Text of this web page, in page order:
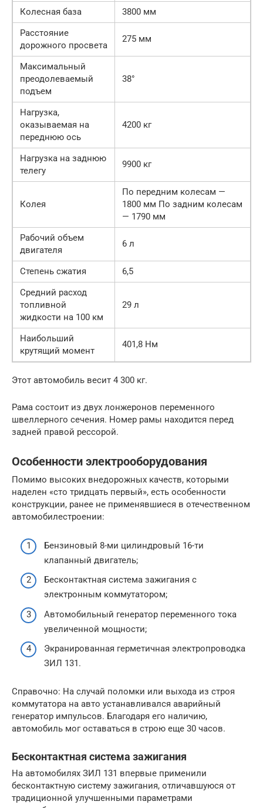
Колесная база
3800 мм
Расстояние
дорожного просвета
275 мм
Максимальный
преодолеваемый
подъем
38°
Нагрузка,
оказываемая на
переднюю ось
4200 кг
Нагрузка на заднюю
телегу
9900 кг
Колея
По передним колесам —
1800 мм По задним колесам
— 1790 мм
Рабочий объем
двигателя
6 л
Степень сжатия
6,5
Средний расход
топливной
жидкости на 100 км
29 л
Наибольший
крутящий момент
401,8 Нм
Этот автомобиль весит 4 300 кг.
Рама состоит из двух лонжеронов переменного
швеллерного сечения. Номер рамы находится перед
задней правой рессорой.
Особенности электрооборудования
Помимо высоких внедорожных качеств, которыми
наделен «сто тридцать первый», есть особенности
конструкции, ранее не применявшиеся в отечественном
автомобилестроении:
Бензиновый 8-ми цилиндровый 16-ти
клапанный двигатель;
Бесконтактная система зажигания с
электронным коммутатором;
Автомобильный генератор переменного тока
увеличенной мощности;
Экранированная герметичная электропроводка
ЗИЛ 131.
Справочно: На случай поломки или выхода из строя
коммутатора на авто устанавливался аварийный
генератор импульсов. Благодаря его наличию,
автомобиль мог оставаться в строю еще 30 часов.
Бесконтактная система зажигания
На автомобилях ЗИЛ 131 впервые применили
бесконтактную систему зажигания, отличавшуюся от
традиционной улучшенными параметрами